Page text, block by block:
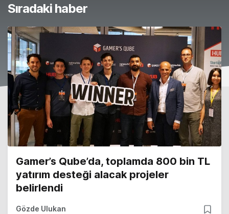
Sıradaki haber
​Gamer’s Qube’da, toplamda 800 bin TL
yatırım desteği alacak projeler
belirlendi
Gözde Ulukan